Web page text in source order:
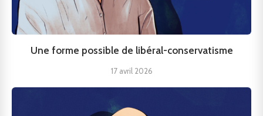
Une forme possible de libéral-conservatisme
17 avril 2026